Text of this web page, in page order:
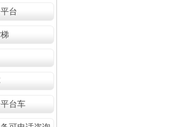
台
台车